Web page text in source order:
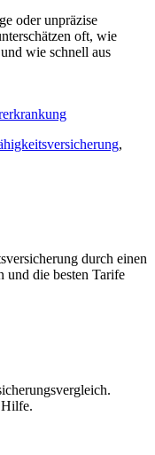
oder unpräzise
oft, wie
wie schnell aus
,
durch einen
und die besten Tarife